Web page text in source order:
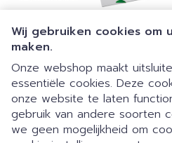
Wij gebruiken cookies om
maken.
Onze webshop maakt
essentiële cookies. Deze
onze website te laten
gebruik van andere soorten
we geen mogelijkheid om
Juridische links